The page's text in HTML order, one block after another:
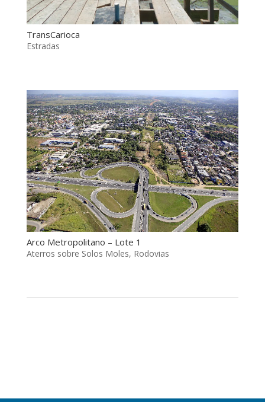
TransCarioca
Estradas
Arco Metropolitano – Lote 1
Aterros sobre Solos Moles, Rodovias